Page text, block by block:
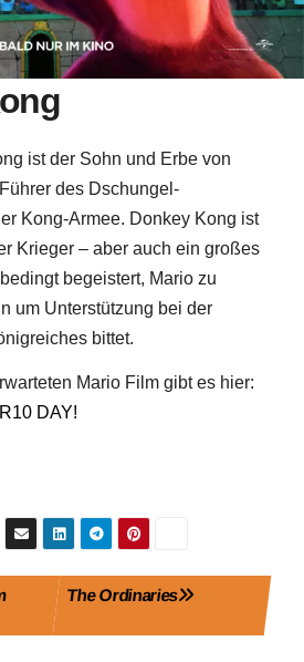
ist der Sohn und Erbe von
des Dschungel-
Kong-Armee. Donkey Kong ist
Krieger – aber auch ein großes
begeistert, Mario zu
um Unterstützung bei der
bittet.
Mario Film gibt es hier:
DAY!
The Ordinaries